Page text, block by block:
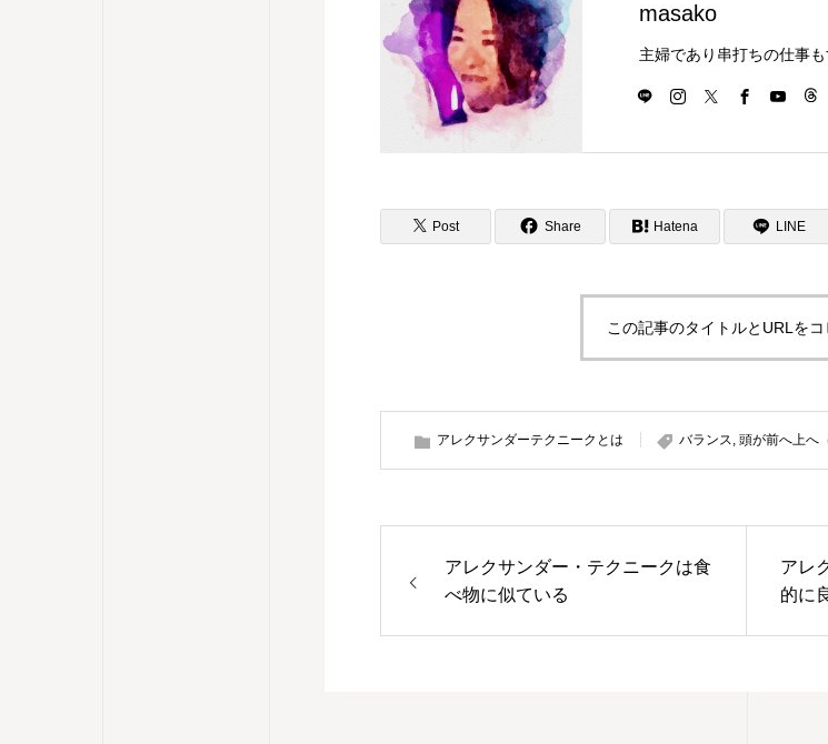
masako
Post Share Hatena LINE
この記事のタイトルとURLを
アレクサンダーテクニークとは バランス, 頭が前へ上へ
アレクサンダー・テクニークは食
べ物に似ている
アレ
的に